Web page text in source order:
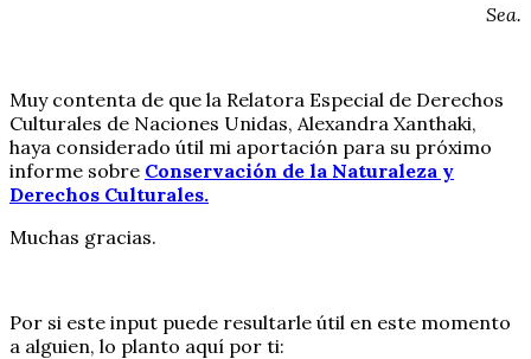
Sea.
Muy contenta de que la Relatora Especial de Derechos
Culturales de Naciones Unidas, Alexandra Xanthaki,
haya considerado útil mi aportación para su próximo
informe sobre Conservación de la Naturaleza y
Derechos Culturales.
Muchas gracias.
Por si este input puede resultarle útil en este momento
a alguien, lo planto aquí por ti: